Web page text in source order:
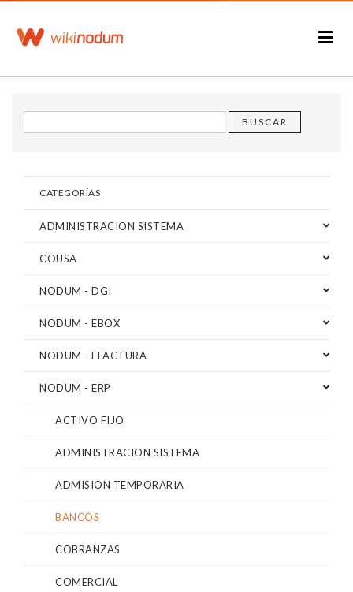
CATEGORÍAS
ADMINISTRACION SISTEMA
COUSA
NODUM - DGI
NODUM - EBOX
NODUM - EFACTURA
NODUM - ERP
ACTIVO FIJO
ADMINISTRACION SISTEMA
ADMISION TEMPORARIA
BANCOS
COBRANZAS
COMERCIAL